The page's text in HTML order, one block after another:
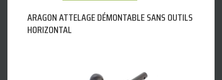
ARAGON ATTELAGE DÉMONTABLE SANS OUTILS
HORIZONTAL